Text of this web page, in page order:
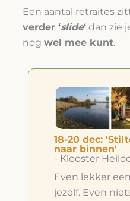
Een aantal retraites
verder ‘slide‘ dan zie
nogwel mee kunt.
18-20 dec:
naar binnen'
- Klooster
Even lekker
jezelf. Even